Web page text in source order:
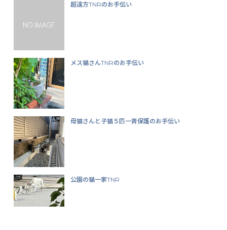
超遠方TNRのお手伝い
メス猫さんTNRのお手伝い
母猫さんと子猫５匹一斉保護のお手伝い
公園の猫一家TNR